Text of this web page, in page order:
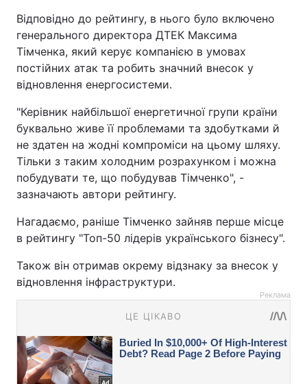
Відповідно до рейтингу, в нього було включено
генерального директора ДТЕК Максима
Тімченка, який керує компанією в умовах
постійних атак та робить значний внесок у
відновлення енергосистеми.
"Керівник найбільшої енергетичної групи країни
буквально живе її проблемами та здобутками й
не здатен на жодні компроміси на цьому шляху.
Тільки з таким холодним розрахунком і можна
побудувати те, що побудував Тімченко", -
зазначають автори рейтингу.
Нагадаємо, раніше Тімченко зайняв перше місце
в рейтингу "Топ-50 лідерів українського бізнесу".
Також він отримав окрему відзнаку за внесок у
відновлення інфраструктури.
Реклама